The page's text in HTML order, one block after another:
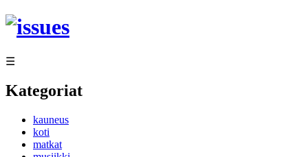
Siirry
sisältöön
☰
Kategoriat
kauneus
koti
matkat